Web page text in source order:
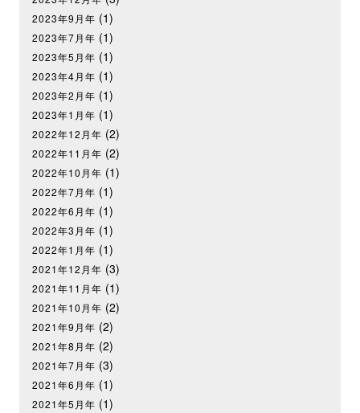
2023年9月年 (1)
2023年7月年 (1)
2023年5月年 (1)
2023年4月年 (1)
2023年2月年 (1)
2023年1月年 (1)
2022年12月年 (2)
2022年11月年 (2)
2022年10月年 (1)
2022年7月年 (1)
2022年6月年 (1)
2022年3月年 (1)
2022年1月年 (1)
2021年12月年 (3)
2021年11月年 (1)
2021年10月年 (2)
2021年9月年 (2)
2021年8月年 (2)
2021年7月年 (3)
2021年6月年 (1)
2021年5月年 (1)